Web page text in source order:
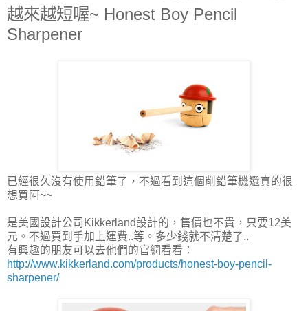
越來越短喔~ Honest Boy Pencil
Sharpener
已經很久沒有使用鉛筆了，不過看到這個削鉛筆機還真的很
想買阿~~
是美國設計公司Kikkerland設計的，售價也不貴，只要12美
元。不過買到手加上運費..等。多少錢就不清楚了..
有興趣的朋友可以去他們的官網看看：
http://www.kikkerland.com/products/honest-boy-pencil-
sharpener/